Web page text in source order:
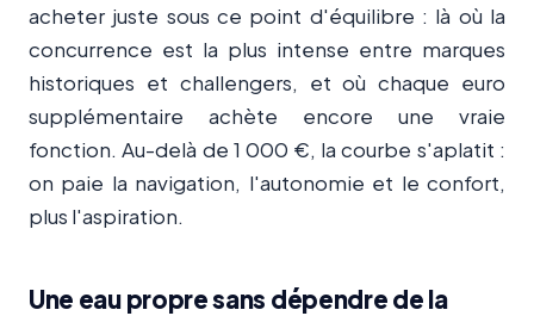
acheter juste sous ce point d'équilibre : là où la
concurrence est la plus intense entre marques
historiques et challengers, et où chaque euro
supplémentaire achète encore une vraie
fonction. Au-delà de 1 000 €, la courbe s'aplatit :
on paie la navigation, l'autonomie et le confort,
plus l'aspiration.
Une eau propre sans dépendre de la